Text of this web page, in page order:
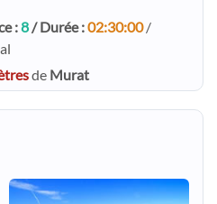
:8/ Durée :02:30:00/
de Murat